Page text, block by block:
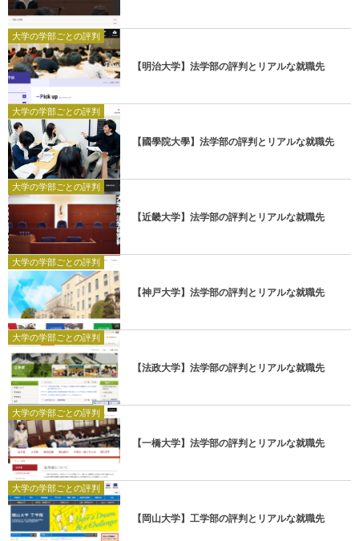
大学の学部ごとの評判
【明治大学】法学部の評判とリアルな就職先
大学の学部ごとの評判
【國學院大學】法学部の評判とリアルな就職先
大学の学部ごとの評判
【近畿大学】法学部の評判とリアルな就職先
大学の学部ごとの評判
【神戸大学】法学部の評判とリアルな就職先
大学の学部ごとの評判
【法政大学】法学部の評判とリアルな就職先
大学の学部ごとの評判
【一橋大学】法学部の評判とリアルな就職先
大学の学部ごとの評判
【岡山大学】工学部の評判とリアルな就職先